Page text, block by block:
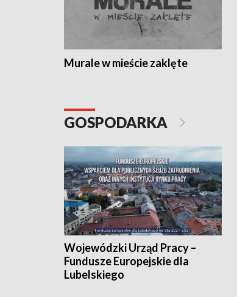
Murale w mieście zaklęte
GOSPODARKA
Wojewódzki Urząd Pracy –
Fundusze Europejskie dla
Lubelskiego